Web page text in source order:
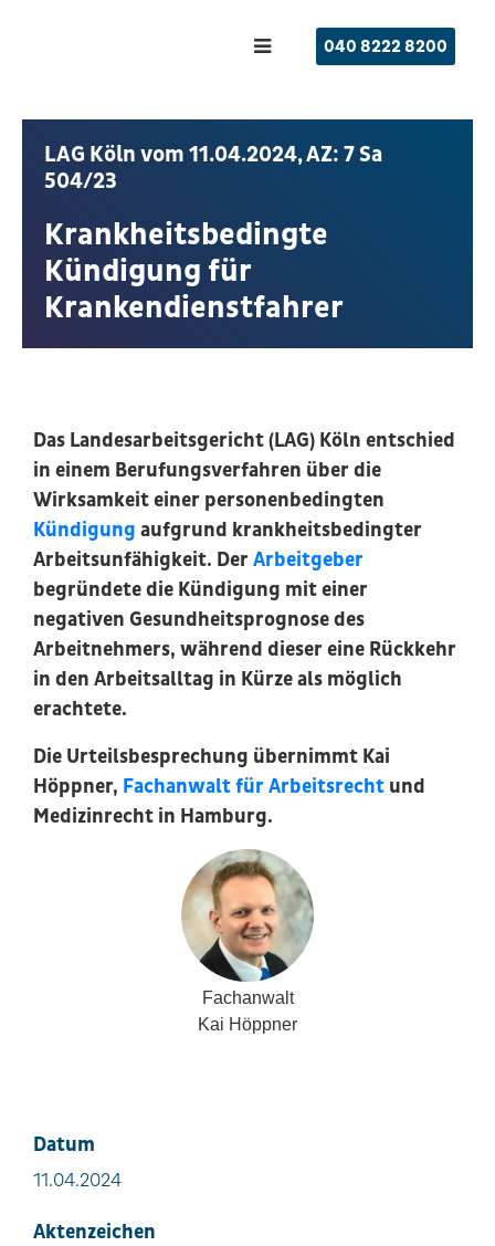
040 8222 8200
LAG Köln vom 11.04.2024, AZ: 7 Sa
504/23​
Krankheitsbedingte
Kündigung für
Krankendienstfahrer
Das Landesarbeitsgericht (LAG) Köln entschied
in einem Berufungsverfahren über die
Wirksamkeit einer personenbedingten
Kündigung aufgrund krankheitsbedingter
Arbeitsunfähigkeit. DerArbeitgeber
begründete die Kündigung mit einer
negativen Gesundheitsprognose des
Arbeitnehmers, während dieser eine Rückkehr
in den Arbeitsalltag in Kürze als möglich
erachtete.
Die Urteilsbesprechung übernimmt Kai
Höppner, Fachanwalt für Arbeitsrecht und
Medizinrecht in Hamburg.
Fachanwalt
Kai Höppner
Datum
11.04.2024
Aktenzeichen